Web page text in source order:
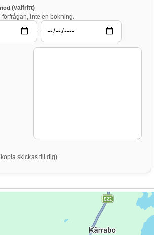
(valfritt)
förfrågan, inte en bokning.
–
skickas till dig)